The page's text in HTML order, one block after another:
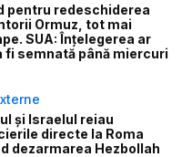
pentru redeschiderea
Ormuz, tot mai
SUA: Înțelegerea ar
fi semnată până miercuri
și Israelul reiau
directe la Roma
dezarmarea Hezbollah